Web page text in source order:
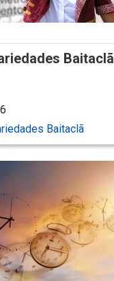
Baitaclã
Baitaclã